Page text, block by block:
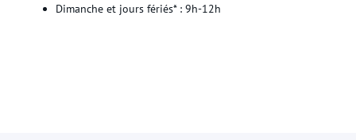
Dimanche et jours fériés* : 9h-12h